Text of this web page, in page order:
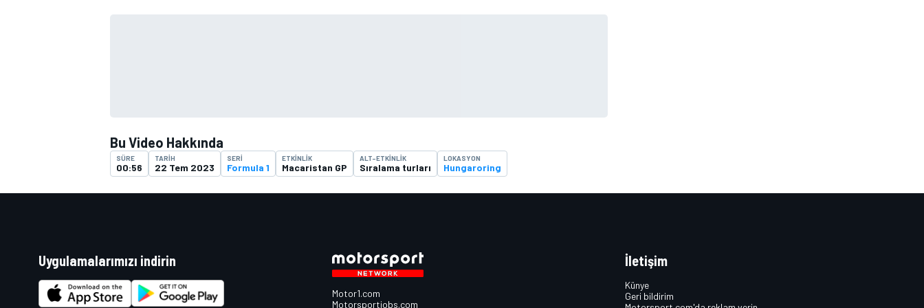
Bu Video Hakkında
SÜRE
00:56
TARIH
22 Tem 2023
SERI
Formula 1
ETKINLIK
Macaristan GP
ALT-ETKINLIK
Sıralama turları
LOKASYON
Hungaroring
Uygulamalarımızı indirin
Motor1.com
Motorsportjobs.com
İletişim
Künye
Geri bildirim